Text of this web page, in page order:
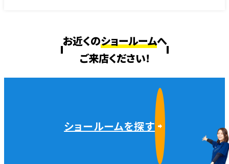
お近くのショールームへ
ご来店ください!
ショールームを探す